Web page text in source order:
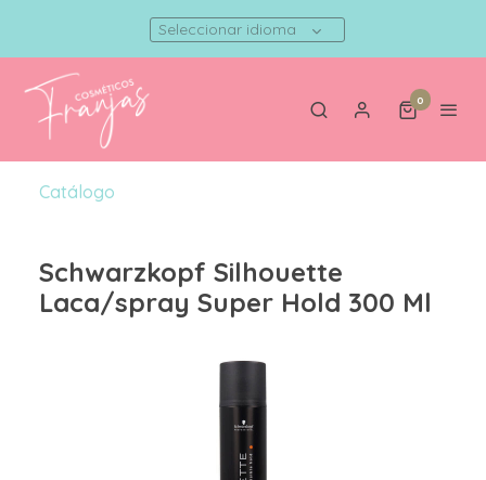
Seleccionar idioma
0
Catálogo
Schwarzkopf Silhouette
Laca/spray Super Hold 300 Ml